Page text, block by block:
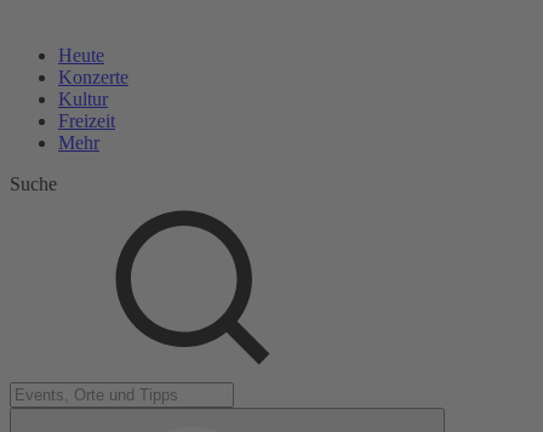
Heute
Konzerte
Kultur
Freizeit
Mehr
Suche